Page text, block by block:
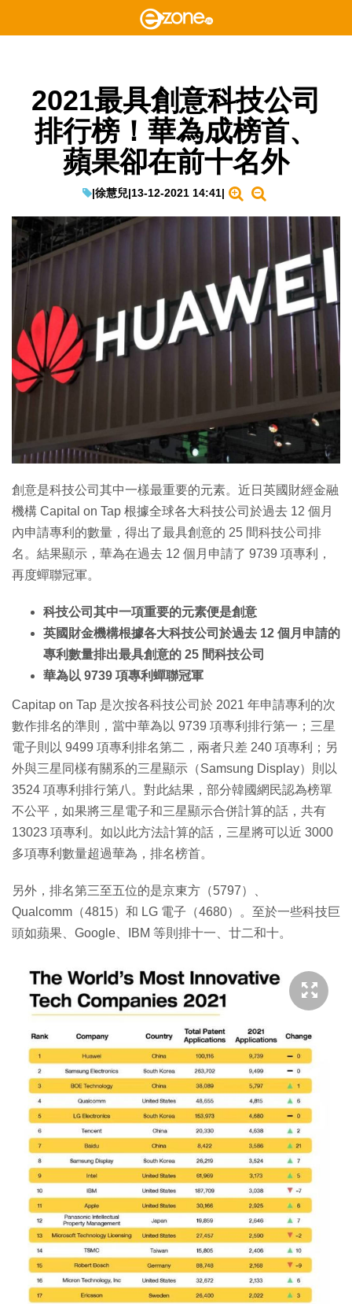
2021最具創意科技公司
排行榜！華為成榜首、
蘋果卻在前十名外
|徐慧兒|13-12-2021 14:41|
創意是科技公司其中一樣最重要的元素。近日英國財經金融
機構 Capital on Tap 根據全球各大科技公司於過去 12 個月
內申請專利的數量，得出了最具創意的 25 間科技公司排
名。結果顯示，華為在過去 12 個月申請了 9739 項專利，
再度蟬聯冠軍。
科技公司其中一項重要的元素便是創意
英國財金機構根據各大科技公司於過去 12 個月申請的
專利數量排出最具創意的 25 間科技公司
華為以 9739 項專利蟬聯冠軍
Capitap on Tap 是次按各科技公司於 2021 年申請專利的次
數作排名的準則，當中華為以 9739 項專利排行第一；三星
電子則以 9499 項專利排名第二，兩者只差 240 項專利；另
外與三星同樣有關系的三星顯示（Samsung Display）則以
3524 項專利排行第八。對此結果，部分韓國網民認為榜單
不公平，如果將三星電子和三星顯示合併計算的話，共有
13023 項專利。如以此方法計算的話，三星將可以近 3000
多項專利數量超過華為，排名榜首。
另外，排名第三至五位的是京東方（5797）、
Qualcomm（4815）和 LG 電子（4680）。至於一些科技巨
頭如蘋果、Google、IBM 等則排十一、廿二和十。